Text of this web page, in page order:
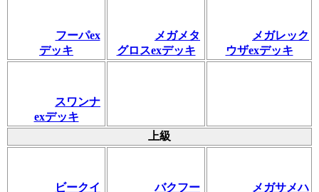
フーパex
デッキ
メガメタ
グロスexデッキ
メガレック
ウザexデッキ
スワンナ
exデッキ
上級
ビークイ
バクフー
メガサメハ